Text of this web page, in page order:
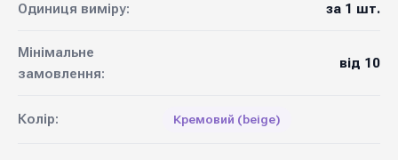
Одиниця виміру: за 1 шт.
Мінімальне
замовлення:
від 10
Колір: Кремовий (beige)